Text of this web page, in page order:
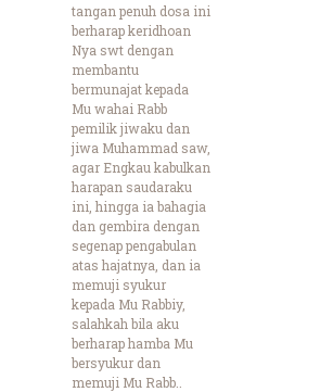
tangan penuh dosa ini
berharap keridhoan
Nya swt dengan
membantu
bermunajat kepada
Mu wahai Rabb
pemilik jiwaku dan
jiwa Muhammad saw,
agar Engkau kabulkan
harapan saudaraku
ini, hingga ia bahagia
dan gembira dengan
segenap pengabulan
atas hajatnya, dan ia
memuji syukur
kepada Mu Rabbiy,
salahkah bila aku
berharap hamba Mu
bersyukur dan
memuji Mu Rabb..